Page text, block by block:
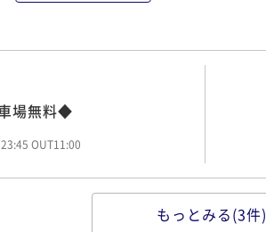
OUT11:00
場無料◆
OUT11:00
もっとみる(3件)